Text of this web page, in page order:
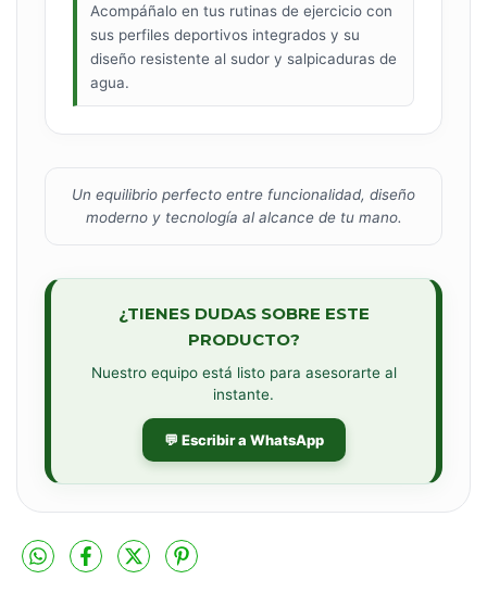
Acompáñalo en tus rutinas de ejercicio con
sus perfiles deportivos integrados y su
diseño resistente al sudor y salpicaduras de
agua.
Un equilibrio perfecto entre funcionalidad, diseño
moderno y tecnología al alcance de tu mano.
¿TIENES DUDAS SOBRE ESTE
PRODUCTO?
Nuestro equipo está listo para asesorarte al
instante.
💬 Escribir a WhatsApp